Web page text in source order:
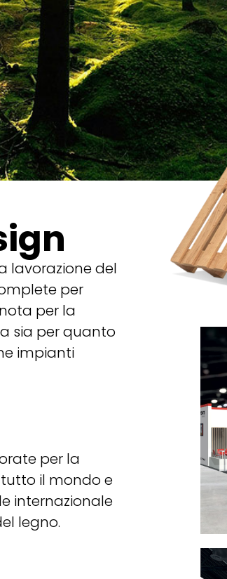
lavorazione del
per
per la
sia per quanto
impianti
per la
il mondo e
internazionale
legno.